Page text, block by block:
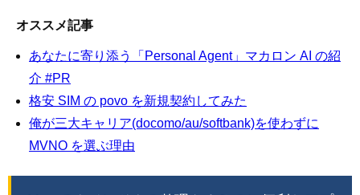
オススメ記事
あなたに寄り添う「Personal Agent」マカロン AI の紹
介 #PR
格安 SIM の povo を新規契約してみた
俺が三大キャリア(docomo/au/softbank)を使わずに
MVNO を選ぶ理由